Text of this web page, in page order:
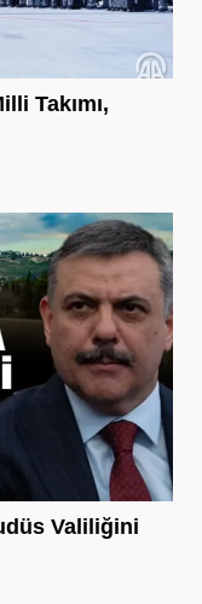
Takımı,
Valiliğini